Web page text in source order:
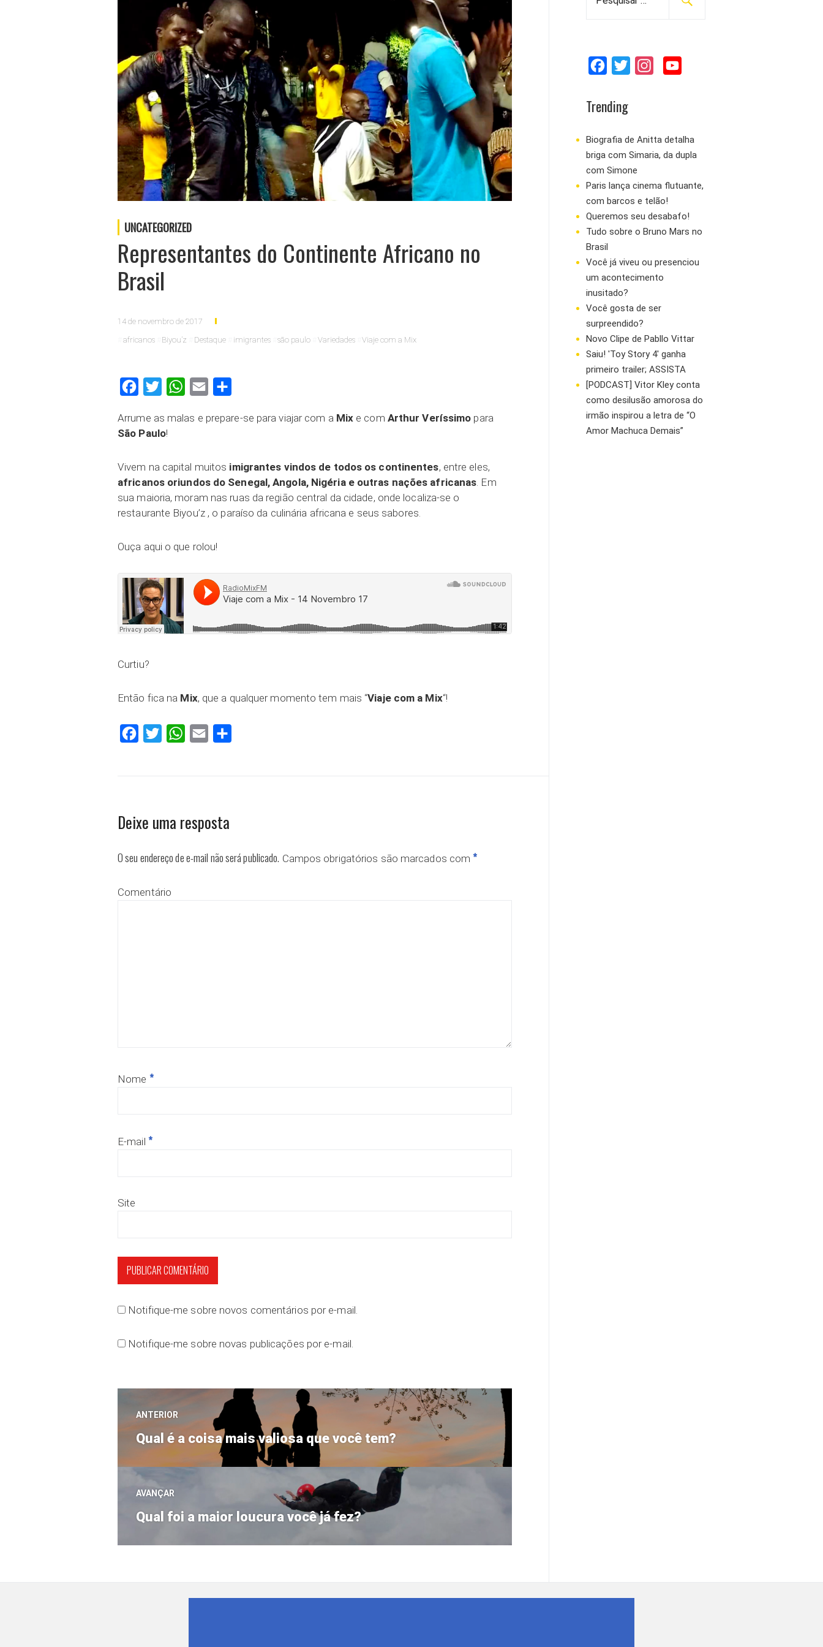
UNCATEGORIZED
Representantes do Continente Africano no
Brasil
14 de novembro de 2017
africanos
Biyou’z Destaque imigrantes são paulo Variedades Viaje com a Mix
FacebookTwitter WhatsAppEmail
Arrume as malas e prepare-se para viajar com a Mix e com Arthur Veríssimo para
São Paulo!
Vivem na capital muitos imigrantes vindos de todos os continentes, entre eles,
africanos oriundos do Senegal, Angola, Nigéria e outras nações africanas . Em
sua maioria, moram nas ruas da região central da cidade, onde localiza-se o
restaurante Biyou’z , o paraíso da culinária africana e seus sabores.
Ouça aqui o que rolou!
Curtiu?
Então fica na Mix, que a qualquer momento tem mais “Viaje com a Mix“!
FacebookTwitter WhatsAppEmail
Deixe uma resposta
O seu endereço de e-mail não será publicado. Campos obrigatórios são marcados com *
Comentário
Nome *
E-mail *
Site
Notifique-me sobre novos comentários por e-mail.
Notifique-me sobre novas publicações por e-mail.
Navegação
de
Post
ANTERIOR
Post
anterior:
Qual é a coisa mais valiosa que você tem?
AVANÇAR
Próximo
post:
Qual foi a maior loucura você já fez?
r
o
r
:
c
b
o
o
k
t
e
r
a
g
a
m
u
b
Trending
Biografia de Anitta detalha
briga com Simaria, da dupla
com Simone
Paris lança cinema flutuante,
com barcos e telão!
Queremos seu desabafo!
Tudo sobre o Bruno Mars no
Brasil
Você já viveu ou presenciou
um acontecimento
inusitado?
Você gosta de ser
surpreendido?
Novo Clipe de Pabllo Vittar
Saiu! 'Toy Story 4' ganha
primeiro trailer; ASSISTA
[PODCAST] Vitor Kley conta
como desilusão amorosa do
irmão inspirou a letra de “O
Amor Machuca Demais”